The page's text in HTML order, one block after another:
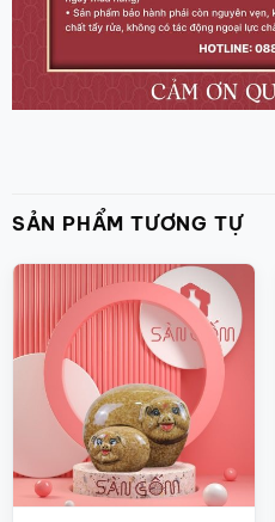
SẢN PHẨM TƯƠNG TỰ